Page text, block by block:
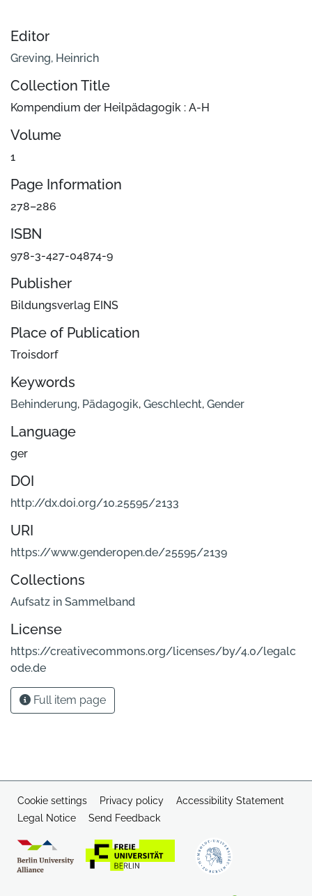
Editor
Greving, Heinrich
Collection Title
Kompendium der Heilpädagogik : A-H
Volume
1
Page Information
278–286
ISBN
978-3-427-04874-9
Publisher
Bildungsverlag EINS
Place of Publication
Troisdorf
Keywords
Behinderung, Pädagogik, Geschlecht, Gender
Language
ger
DOI
http://dx.doi.org/10.25595/2133
URI
https://www.genderopen.de/25595/2139
Collections
Aufsatz in Sammelband
License
https://creativecommons.org/licenses/by/4.0/legalc
ode.de
Full item page
Cookie settings Privacy policy
Accessibility Statement
Legal Notice
Send Feedback